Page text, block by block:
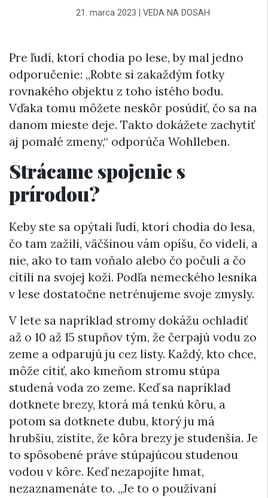
21. marca 2023 VEDA NA DOSAH
Pre ľudí, ktorí chodia po lese, by mal jedno
odporučenie: „Robte si zakaždým fotky
rovnakého objektu z toho istého bodu.
Vďaka tomu môžete neskôr posúdiť, čo sa na
danom mieste deje. Takto dokážete zachytiť
aj pomalé zmeny,“ odporúča Wohlleben.
Strácame spojenie s
prírodou?
Keby ste sa opýtali ľudí, ktorí chodia do lesa,
čo tam zažili, väčšinou vám opíšu, čo videli, a
nie, ako to tam voňalo alebo čo počuli a čo
cítili na svojej koži. Podľa nemeckého lesníka
v lese dostatočne netrénujeme svoje zmysly.
V lete sa napríklad stromy dokážu ochladiť
až o 10 až 15 stupňov tým, že čerpajú vodu zo
zeme a odparujú ju cez listy. Každý, kto chce,
môže cítiť, ako kmeňom stromu stúpa
studená voda zo zeme. Keď sa napríklad
dotknete brezy, ktorá má tenkú kôru, a
potom sa dotknete dubu, ktorý ju má
hrubšiu, zistíte, že kôra brezy je studenšia. Je
to spôsobené práve stúpajúcou studenou
vodou v kôre. Keď nezapojíte hmat,
nezaznamenáte to. „Je to o používaní